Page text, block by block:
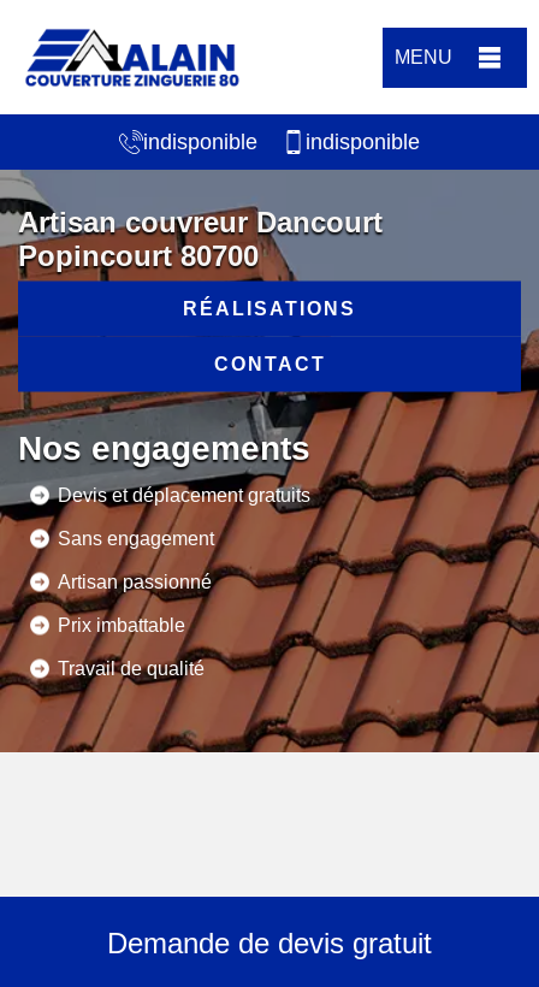
MENU
indisponible indisponible
Artisan couvreur Dancourt
Popincourt 80700
RÉALISATIONS
CONTACT
Nos engagements
Devis et déplacement gratuits
Sans engagement
Artisan passionné
Prix imbattable
Travail de qualité
Demande de devis gratuit